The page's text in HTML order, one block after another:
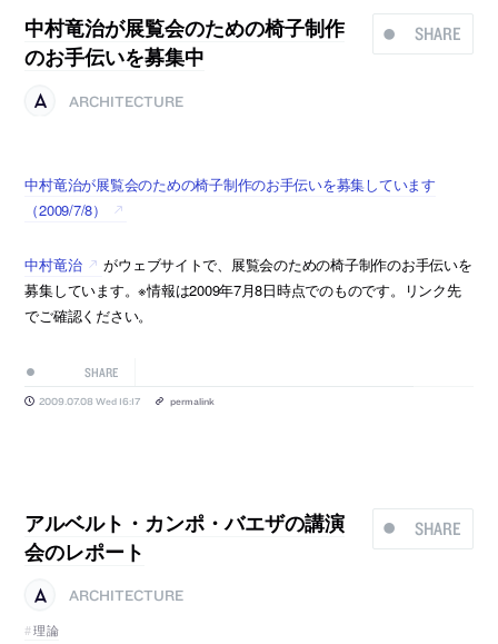
SHARE
中村竜治が展覧会のための椅子制作
のお手伝いを募集中
ARCHITECTURE
中村竜治が展覧会のための椅子制作のお手伝いを募集しています
（2009/7/8）
中村竜治
がウェブサイトで、展覧会のための椅子制作のお手伝いを
募集しています。※情報は2009年7月8日時点でのものです。リンク先
でご確認ください。
SHARE
2009.07.08 Wed 16:17 permalink
SHARE
アルベルト・カンポ・バエザの講演
会のレポート
ARCHITECTURE
理論